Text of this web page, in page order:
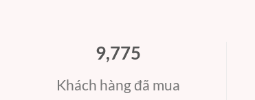
9,816
Khách hàng đã mua